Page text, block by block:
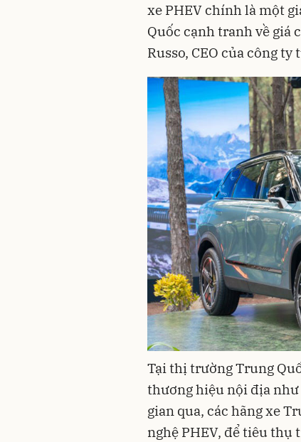
xe PHEV chính là một
Quốc cạnh tranh về giá
Russo, CEO của công
Tại thị trường Trung
thương hiệu nội địa như
gian qua, các hãng xe
nghệ PHEV, để tiêu thụ